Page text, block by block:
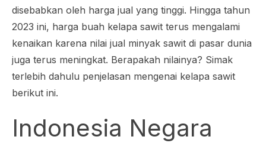
disebabkan oleh harga jual yang tinggi. Hingga tahun
2023 ini, harga buah kelapa sawit terus mengalami
kenaikan karena nilai jual minyak sawit di pasar dunia
juga terus meningkat. Berapakah nilainya? Simak
terlebih dahulu penjelasan mengenai kelapa sawit
berikut ini.
Indonesia Negara